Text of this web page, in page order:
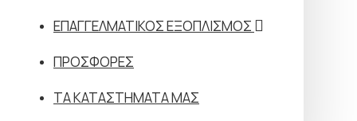
ΕΠΑΓΓΕΛΜΑΤΙΚΟΣ ΕΞΟΠΛΙΣΜΟΣ
ΠΡΟΣΦΟΡΕΣ
ΤΑ ΚΑΤΑΣΤΗΜΑΤΑ ΜΑΣ